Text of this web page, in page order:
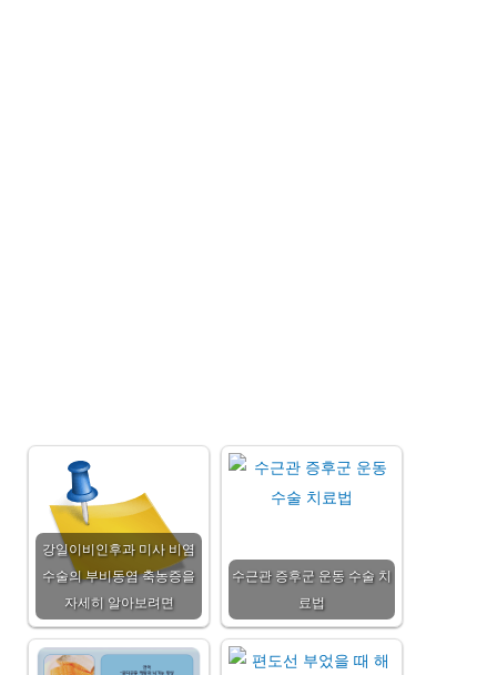
강일이비인후과 미사 비염
수술의 부비동염 축농증을
자세히 알아보려면
수근관 증후군 운동 수술 치
료법